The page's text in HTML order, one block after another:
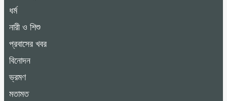
ধর্ম
নারী ও শিশু
প্রবাসের খবর
বিনোদন
ভ্রমণ
মতামত